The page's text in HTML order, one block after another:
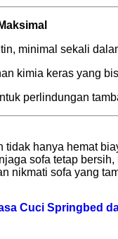
minimal sekali
kimia keras yang
perlindungan
tidak hanya hemat
sofa tetap
nikmati sofa yang
Cuci Springbed